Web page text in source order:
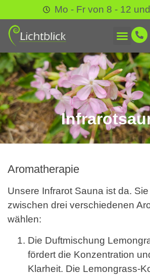
Mo - Fr von 8 - 12
Aromatherapie
Unsere Infrarot Sauna ist da.
zwischen drei verschiedenen
wählen:
Die Duftmischung
fördert die Konzentration
Klarheit. Die Lemongrass-